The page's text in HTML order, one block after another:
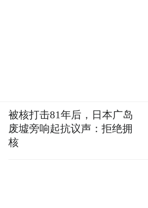
被核打击81年后，日本广岛
废墟旁响起抗议声：拒绝拥
核